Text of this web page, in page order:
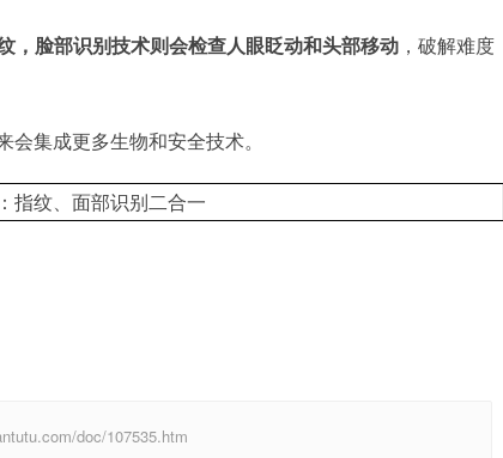
，脸部识别技术则会检查人眼眨动和头部移动 ，破解难度
集成更多生物和安全技术。
doc/107535.htm